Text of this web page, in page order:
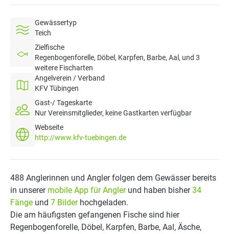
Gewässertyp
Teich
Zielfische
Regenbogenforelle, Döbel, Karpfen, Barbe, Aal, und 3
weitere Fischarten
Angelverein / Verband
KFV Tübingen
Gast-/ Tageskarte
Nur Vereinsmitglieder, keine Gastkarten verfügbar
Webseite
http://www.kfv-tuebingen.de
488 Anglerinnen und Angler folgen dem Gewässer bereits
in unserer mobile App für Anglerund haben bisher34
Fänge und 7 Bilderhochgeladen.
Die am häufigsten gefangenen Fische sind hier
Regenbogenforelle, Döbel, Karpfen, Barbe, Aal, Äsche,